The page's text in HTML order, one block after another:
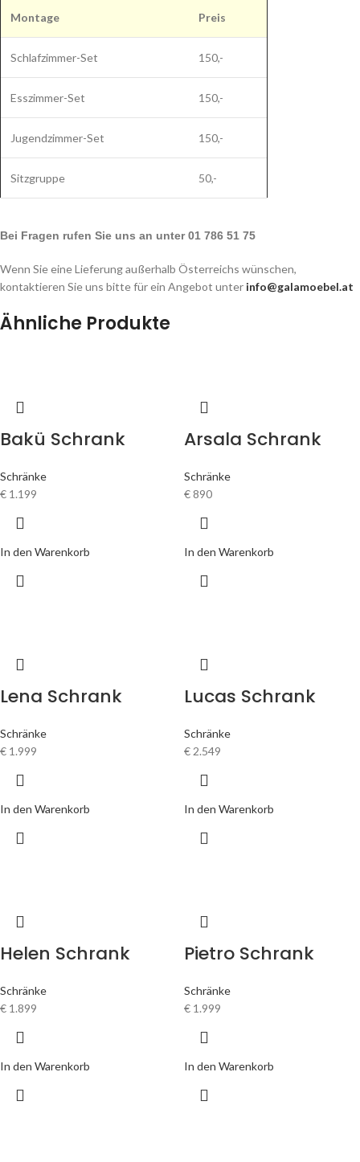
Montage Preis
Schlafzimmer-Set 150,-
Esszimmer-Set 150,-
Jugendzimmer-Set 150,-
Sitzgruppe 50,-
Bei Fragen rufen Sie uns an unter 01 786 51 75
Wenn Sie eine Lieferung außerhalb Österreichs wünschen,
kontaktieren Sie uns bitte für ein Angebot unter info@galamoebel.at
Ähnliche Produkte
Bakü Schrank
Schränke
€ 1.199
In den Warenkorb
Arsala Schrank
Schränke
€890
In den Warenkorb
Lena Schrank
Schränke
€ 1.999
In den Warenkorb
Lucas Schrank
Schränke
€2.549
In den Warenkorb
Helen Schrank
Schränke
€ 1.899
In den Warenkorb
Pietro Schrank
Schränke
€ 1.999
In den Warenkorb